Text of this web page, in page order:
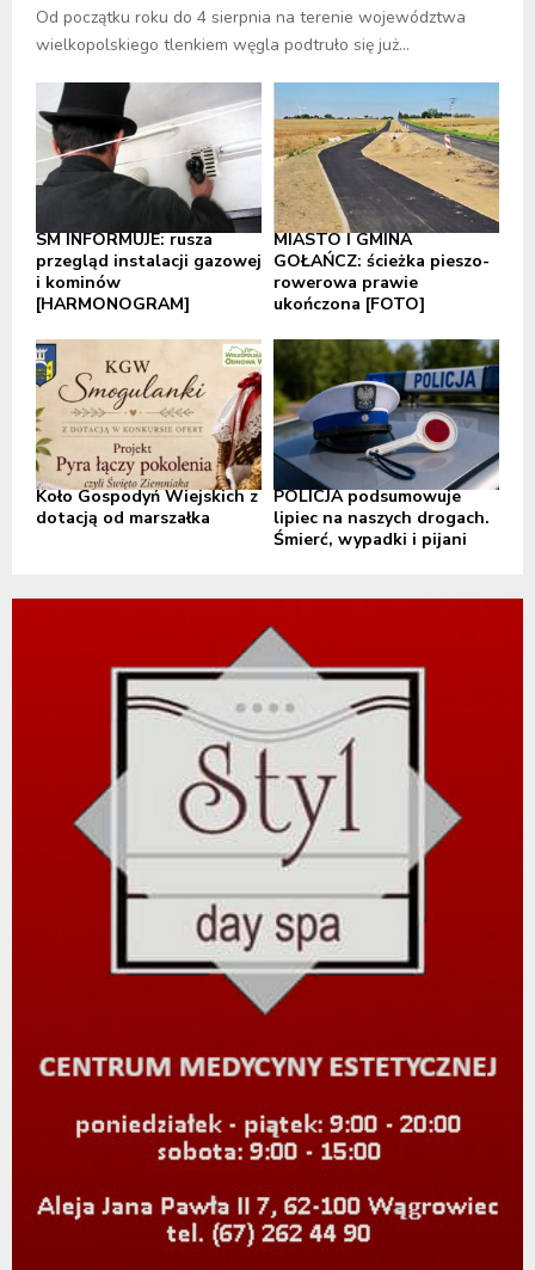
Od początku roku do 4 sierpnia na terenie województwa
wielkopolskiego tlenkiem węgla podtruło się już...
SM INFORMUJE: rusza
przegląd instalacji gazowej
i kominów
[HARMONOGRAM]
MIASTO I GMINA
GOŁAŃCZ: ścieżka pieszo-
rowerowa prawie
ukończona [FOTO]
Koło Gospodyń Wiejskich z
dotacją od marszałka
POLICJA podsumowuje
lipiec na naszych drogach.
Śmierć, wypadki i pijani